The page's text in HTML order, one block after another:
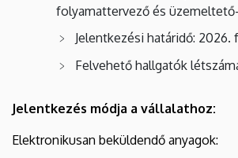
folyamattervező és
Jelentkezési határidő: 2026.
Felvehető hallgatók
Jelentkezés módja a vállalathoz:
Elektronikusan beküldendő anyagok: